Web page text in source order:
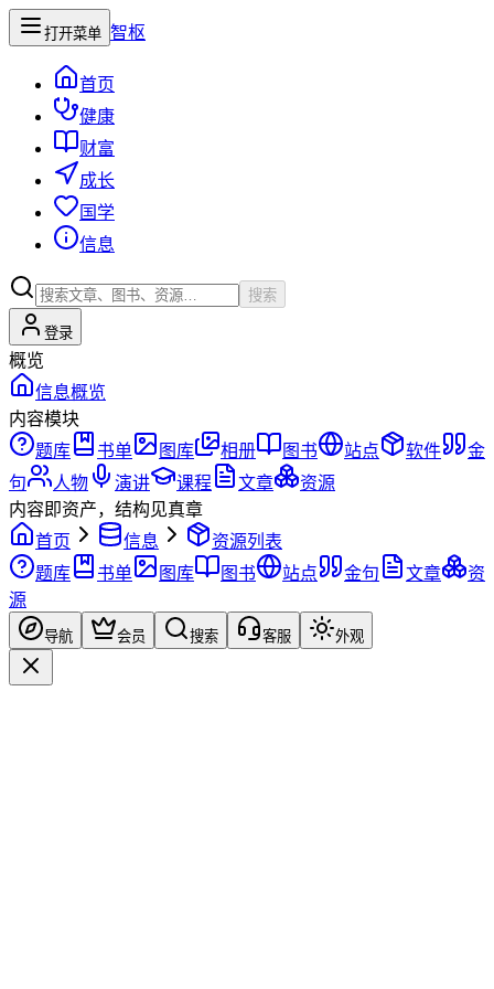
打开菜单 智枢
首页
健康
财富
成长
国学
信息
搜索
登录
概览
信息概览
内容模块
题库
书单 图库 相册 图书 站点 软件
金
句
人物 演讲 课程 文章
资源
内容即资产，结构见真章
首页
信息
资源列表
题库
书单 图库 图书 站点 金句 文章
资
源
导航 会员 搜索 客服 外观